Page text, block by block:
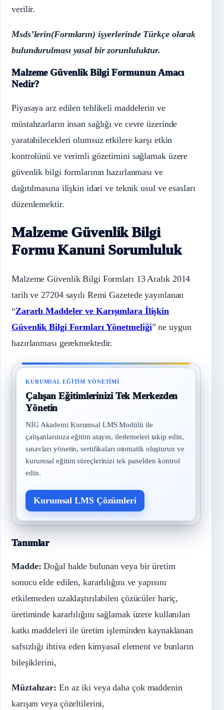
verilir.
Msds’lerin(Formların) işyerlerinde Türkçe olarak
bulundurulması yasal bir zorunluluktur.
Malzeme Güvenlik Bilgi Formunun Amacı
Nedir?
Piyasaya arz edilen tehlikeli maddelerin ve
müstahzarların insan sağlığı ve cevre üzerinde
yaratabilecekleri olumsuz etkilere karşı etkin
kontrolünü ve verimli gözetimini sağlamak üzere
güvenlik bilgi formlarının hazırlanması ve
dağıtılmasına ilişkin idari ve teknik usul ve esasları
düzenlemektir.
Malzeme Güvenlik Bilgi
Formu Kanuni Sorumluluk
Malzeme Güvenlik Bilgi Formları 13 Aralık 2014
tarih ve 27204 sayılı Remi Gazetede yayınlanan
“Zararlı Maddeler ve Karışımlara İlişkin
Güvenlik Bilgi Formları Yönetmeliği” ne uygun
hazırlanması gerekmektedir.
KURUMSAL EĞITIM YÖNETIMI
Çalışan Eğitimlerinizi Tek Merkezden
Yönetin
NİG Akademi Kurumsal LMS Modülü ile
çalışanlarınıza eğitim atayın, ilerlemeleri takip edin,
sınavları yönetin, sertifikaları otomatik oluşturun ve
kurumsal eğitim süreçlerinizi tek panelden kontrol
edin.
Kurumsal LMS Çözümleri
Tanımlar
Madde:Doğal halde bulunan veya bir üretim
sonucu elde edilen, kararlılığını ve yapısını
etkilemeden uzaklaştırılabilen çözücüler hariç,
üretiminde kararlılığını sağlamak üzere kullanılan
katkı maddeleri ile üretim işleminden kaynaklanan
safsızlığı ihtiva eden kimyasal element ve bunların
bileşiklerini,
Müztahzar: En az iki veya daha çok maddenin
karışım veya çözeltilerini,